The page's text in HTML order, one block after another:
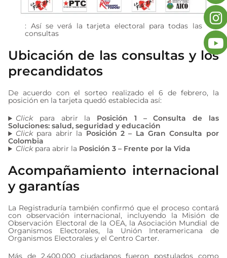
: Así se verá la tarjeta electoral para todas las
consultas
Ubicación de las consultas y los
precandidatos
De acuerdo con el sorteo realizado el 6 de febrero, la
posición en la tarjeta quedó establecida así:
Clickpara abrir la Posición 1 – Consulta de las
Soluciones: salud, seguridad y educación
Clickpara abrir la Posición 2 – La Gran Consulta por
Colombia
Click para abrir la Posición 3 – Frente por la Vida
Acompañamiento internacional
y garantías
La Registraduría también confirmó que el proceso contará
con observación internacional, incluyendo la Misión de
Observación Electoral de la OEA, la Asociación Mundial de
Organismos Electorales, la Unión Interamericana de
Organismos Electorales y el Centro Carter.
Más de 2.400.000 ciudadanos fueron postulados como